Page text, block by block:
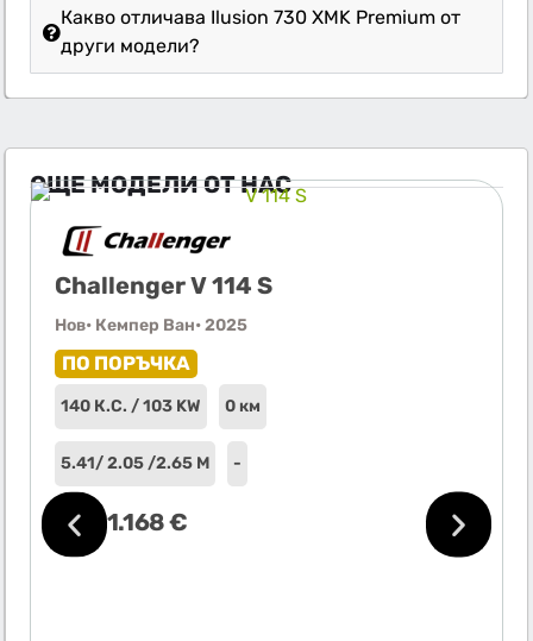
Какво отличава Ilusion 730 XMK Premium от
други модели?
ОЩЕ МОДЕЛИ ОТ НАС
Challenger V 114 S
Нов• Кемпер Ван• 2025
ПО ПОРЪЧКА
140 К.С. / 103 KW 0 км
5.41/ 2.05 /2.65 М -
от 41.168€